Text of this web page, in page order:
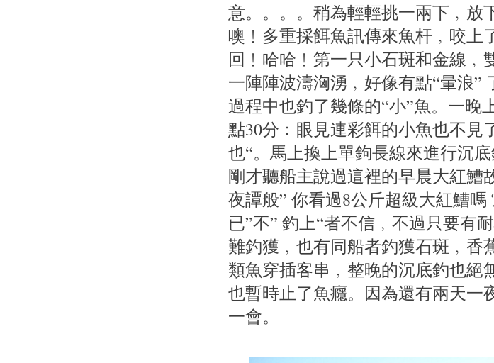
意。。。。稍為輕輕挑一兩下﹐放
噢﹗多重採餌魚訊傳來魚杆﹐咬上
回﹗哈哈﹗第一只小石斑和金線﹐
一陣陣波濤洶湧﹐好像有點“暈浪”
過程中也釣了幾條的“小”魚。一晚
點30分﹕眼見連彩餌的小魚也不見
也“。馬上換上單鉤長線來進行沉底
剛才聽船主說過這裡的早晨大紅鰽
夜譚般” 你看過8公斤超級大紅鰽
已”不” 釣上“者不信﹐不過只要有
難釣獲﹐也有同船者釣獲石斑﹐香
類魚穿插客串﹐整晚的沉底釣也絕
也暫時止了魚癮。因為還有兩天一
一會。